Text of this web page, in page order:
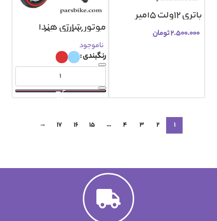
باتری 12ولت 5آمپر
۲.۵۰۰.۰۰۰تومان موتور شارژی هندا
S1000 AX3070
ناموجود
رنگبندی
1
2
3
4
…
15
16
17
→